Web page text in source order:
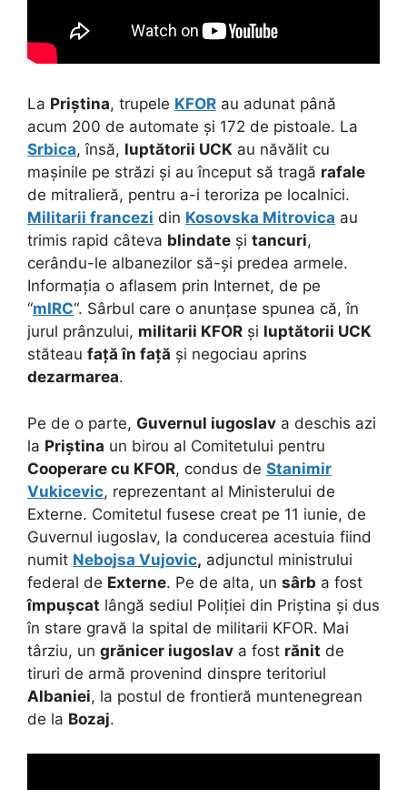
La Priștina, trupele KFOR au adunat până
acum 200 de automate și 172 de pistoale. La
Srbica, însă, luptătorii UCK au năvălit cu
mașinile pe străzi și au început să tragă rafale
de mitralieră, pentru a-i teroriza pe localnici.
Militarii francezi din Kosovska Mitrovica au
trimis rapid câteva blindate și tancuri,
cerându-le albanezilor să-și predea armele.
Informația o aflasem prin Internet, de pe
“mIRC“. Sârbul care o anunțase spunea că, în
jurul prânzului, militarii KFOR și luptătorii UCK
stăteau față în față și negociau aprins
dezarmarea.
Pe de o parte, Guvernul iugoslav a deschis azi
la Priștina un birou al Comitetului pentru
Cooperare cu KFOR, condus de Stanimir
Vukicevic, reprezentant al Ministerului de
Externe. Comitetul fusese creat pe 11 iunie, de
Guvernul iugoslav, la conducerea acestuia fiind
numit Nebojsa Vujovic, adjunctul ministrului
federal de Externe. Pe de alta, un sârb a fost
împușcat lângă sediul Poliției din Priștina și dus
în stare gravă la spital de militarii KFOR. Mai
târziu, un grănicer iugoslav a fost rănit de
tiruri de armă provenind dinspre teritoriul
Albaniei, la postul de frontieră muntenegrean
de la Bozaj.